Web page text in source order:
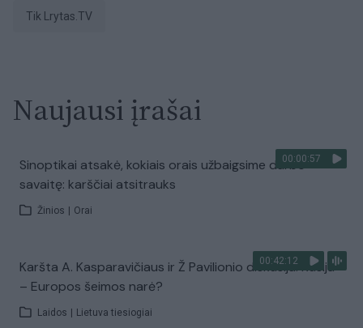
tik Lrytas.TV
Naujausi įrašai
00:00:57
Sinoptikai atsakė, kokiais orais užbaigsime darbo
savaitę: karščiai atsitrauks
Žinios Orai
00:42:12
Karšta A. Kasparavičiaus ir Ž Pavilionio diskusija: Rusija
– Europos šeimos narė?
Laidos Lietuva tiesiogiai